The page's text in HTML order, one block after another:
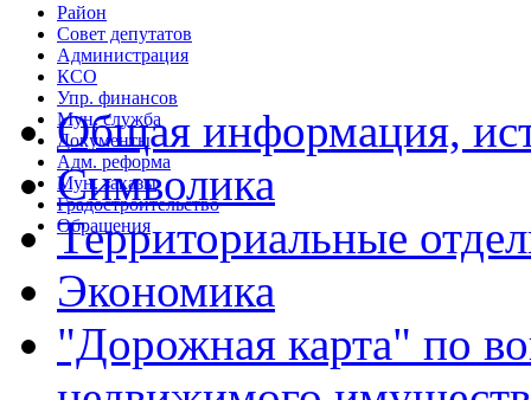
Район
Совет депутатов
Администрация
КСО
Упр. финансов
Мун. служба
Документы
Адм. реформа
Мун. заказы
Градостроительство
Обращения
Общая информация,
Символика
Территориальные
Экономика
"Дорожная карта" по